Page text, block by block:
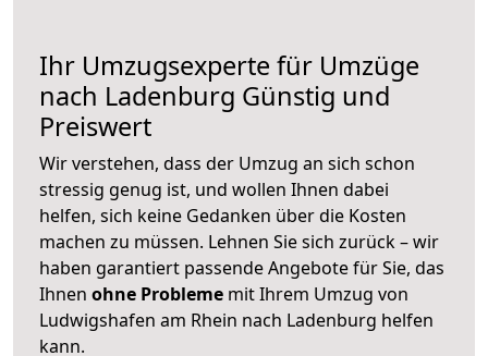
Ihr Umzugsexperte für Umzüge
nach Ladenburg Günstig und
Preiswert
Wir verstehen, dass der Umzug an sich schon
stressig genug ist, und wollen Ihnen dabei
helfen, sich keine Gedanken über die Kosten
machen zu müssen. Lehnen Sie sich zurück – wir
haben garantiert passende Angebote für Sie, das
Ihnen ohne Probleme mit Ihrem Umzug von
Ludwigshafen am Rhein nach Ladenburg helfen
kann.